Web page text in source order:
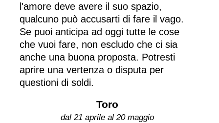
l'amore deve avere il suo spazio,
qualcuno può accusarti di fare il vago.
Se puoi anticipa ad oggi tutte le cose
che vuoi fare, non escludo che ci sia
anche una buona proposta. Potresti
aprire una vertenza o disputa per
questioni di soldi.
Toro
dal 21 aprile al 20 maggio